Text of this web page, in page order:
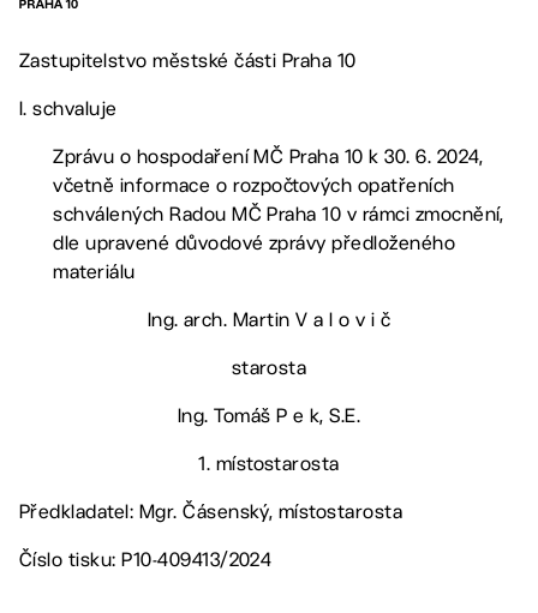
Zastupitelstvo městské části Praha 10
I. schvaluje
Zprávu o hospodaření MČ Praha 10 k 30. 6. 2024,
včetně informace o rozpočtových opatřeních
schválených Radou MČ Praha 10 v rámci zmocnění,
dle upravené důvodové zprávy předloženého
materiálu
Ing. arch. Martin V a l o v i č
starosta
Ing. Tomáš P e k, S.E.
1. místostarosta
Předkladatel: Mgr. Čásenský, místostarosta
Číslo tisku: P10-409413/2024